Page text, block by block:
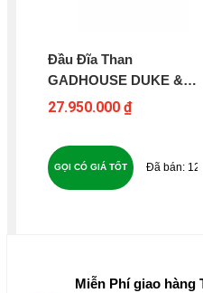
Đầu Đĩa Than
GADHOUSE DUKE &
ROY
27.950.000 ₫
127
GỌI CÓ GIÁ TỐT
Miễn Phí giao hàng